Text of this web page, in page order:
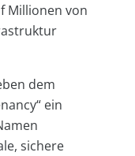
Millionen von
dem
ein
sichere